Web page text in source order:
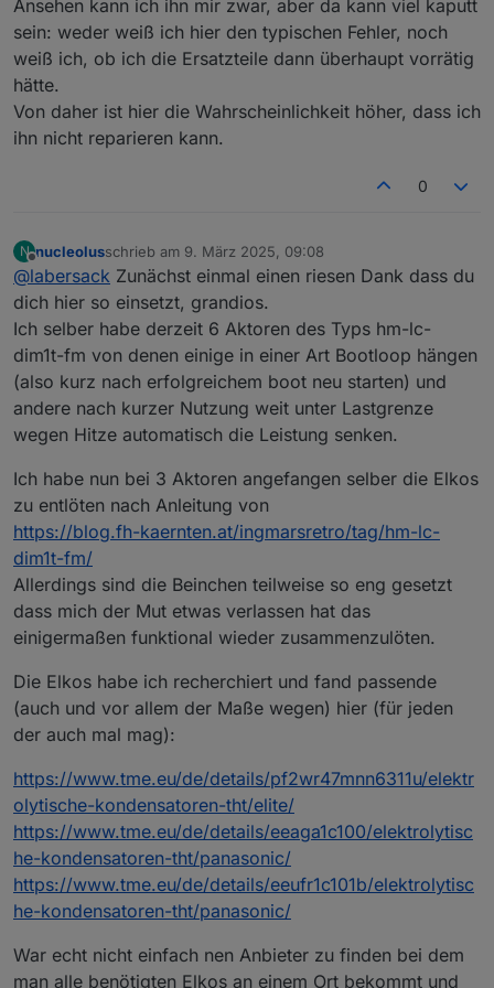
Ansehen kann ich ihn mir zwar, aber da kann viel kaputt
sein: weder weiß ich hier den typischen Fehler, noch
weiß ich, ob ich die Ersatzteile dann überhaupt vorrätig
hätte.
Von daher ist hier die Wahrscheinlichkeit höher, dass ich
ihn nicht reparieren kann.
0
N
Offline
nucleolusschrieb am 9. März 2025, 09:08
zuletzt editiert von
@labersack Zunächst einmal einen riesen Dank dass du
dich hier so einsetzt, grandios.
Ich selber habe derzeit 6 Aktoren des Typs hm-lc-
dim1t-fm von denen einige in einer Art Bootloop hängen
(also kurz nach erfolgreichem boot neu starten) und
andere nach kurzer Nutzung weit unter Lastgrenze
wegen Hitze automatisch die Leistung senken.
Ich habe nun bei 3 Aktoren angefangen selber die Elkos
zu entlöten nach Anleitung von
https://blog.fh-kaernten.at/ingmarsretro/tag/hm-lc-
dim1t-fm/
Allerdings sind die Beinchen teilweise so eng gesetzt
dass mich der Mut etwas verlassen hat das
einigermaßen funktional wieder zusammenzulöten.
Die Elkos habe ich recherchiert und fand passende
(auch und vor allem der Maße wegen) hier (für jeden
der auch mal mag):
https://www.tme.eu/de/details/pf2wr47mnn6311u/elektr
olytische-kondensatoren-tht/elite/
https://www.tme.eu/de/details/eeaga1c100/elektrolytisc
he-kondensatoren-tht/panasonic/
https://www.tme.eu/de/details/eeufr1c101b/elektrolytisc
he-kondensatoren-tht/panasonic/
War echt nicht einfach nen Anbieter zu finden bei dem
man alle benötigten Elkos an einem Ort bekommt und